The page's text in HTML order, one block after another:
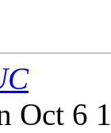
Oct 6